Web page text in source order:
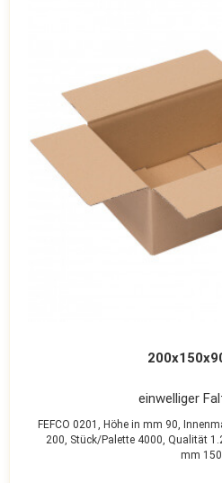
einwelliger
FEFCO 0201, Höhe in mm 90,
200, Stück/Palette 4000, Qualität
mm 150